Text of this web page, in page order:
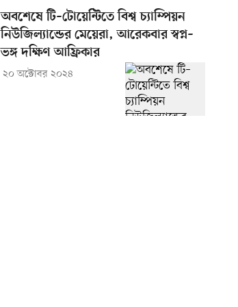
অবশেষে টি–টোয়েন্টিতে বিশ্ব চ্যাম্পিয়ন
নিউজিল্যান্ডের মেয়েরা, আরেকবার স্বপ্ন–
ভঙ্গ দক্ষিণ আফ্রিকার
২০ অক্টোবর ২০২৪